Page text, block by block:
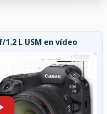
1.2 L USM en vídeo